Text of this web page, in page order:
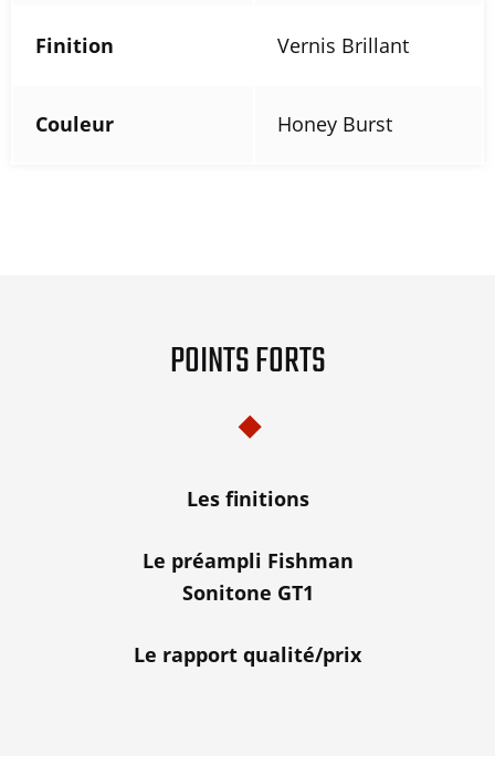
Finition Vernis Brillant
Couleur Honey Burst
POINTS FORTS
Les finitions
Le préampli Fishman
Sonitone GT1
Le rapport qualité/prix